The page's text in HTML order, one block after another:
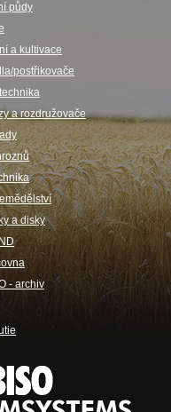
půdy
a kultivace
postřikovače
a rozdružovače
a disky
- archiv